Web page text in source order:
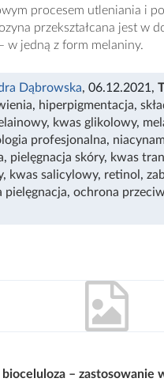
procesem utleniania i
przekształcana jest w
w jedną z form melaniny.
Dąbrowska, 06.12.2021 ,
, hiperpigmentacja,
, kwas glikolowy,
profesjonalna,
, pielęgnacja skóry, kwas
, kwas salicylowy, retinol ,
pielęgnacja, ochrona
bioceluloza – zastosowanie